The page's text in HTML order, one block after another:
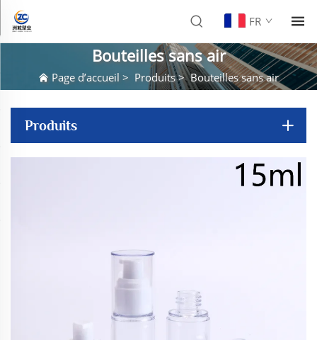
FR
Bouteilles sans air
Page d’accueil > Produits>Bouteilles sans air
Produits